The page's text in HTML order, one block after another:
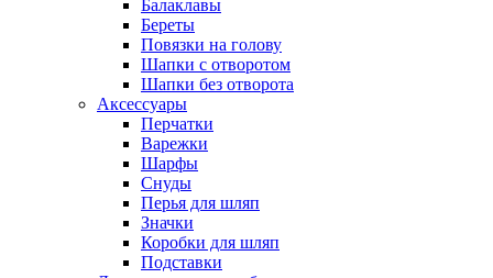
Балаклавы
Береты
Повязки на голову
Шапки с отворотом
Шапки без отворота
Аксессуары
Перчатки
Варежки
Шарфы
Снуды
Перья для шляп
Значки
Коробки для шляп
Подставки